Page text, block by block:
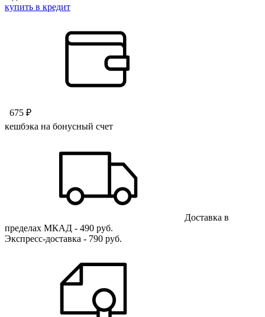
купить в кредит
675 ₽
кешбэка на бонусный счет
Доставка в
пределах МКАД - 490 руб.
Экспресс-доставка - 790 руб.